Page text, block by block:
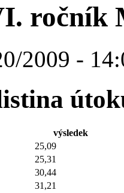
2009 -
výsledek
25,09
25,31
30,44
31,21